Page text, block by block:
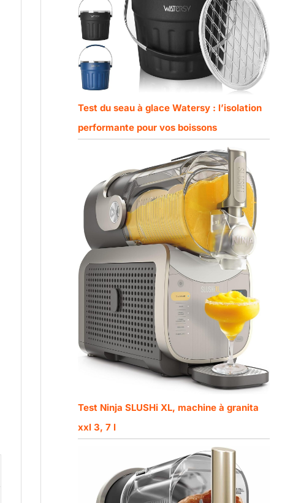
Test du seau à glace Watersy : l’isolation
performante pour vos boissons
Test Ninja SLUSHi XL, machine à granita
xxl 3, 7 l